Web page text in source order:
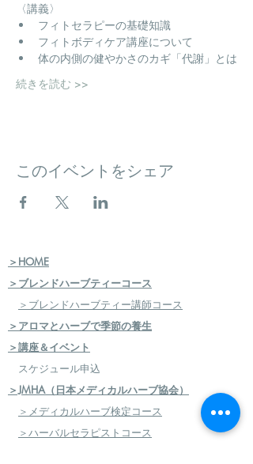
〈講義〉
フィトセラピーの基礎知識
フィトボディケア講座について
体の内側の健やかさのカギ「代謝」とは
続きを読む >>
このイベントをシェア
＞HOME
＞ブレンドハーブティーコース
＞ブレンドハーブティー講師コース
＞アロマとハーブで季節の養生
＞講座＆イベント
スケジュール申込
＞JMHA（日本メディカルハーブ協会）
＞メディカルハーブ検定コース
＞ハーバルセラピストコース